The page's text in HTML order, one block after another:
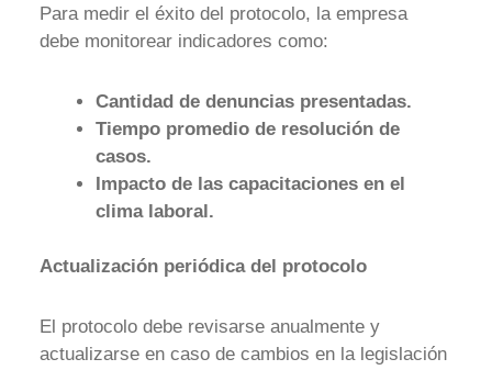
Para medir el éxito del protocolo, la empresa
debe monitorear indicadores como:
Cantidad de denuncias presentadas.
Tiempo promedio de resolución de
casos.
Impacto de las capacitaciones en el
clima laboral.
Actualización periódica del protocolo
El protocolo debe revisarse anualmente y
actualizarse en caso de cambios en la legislación